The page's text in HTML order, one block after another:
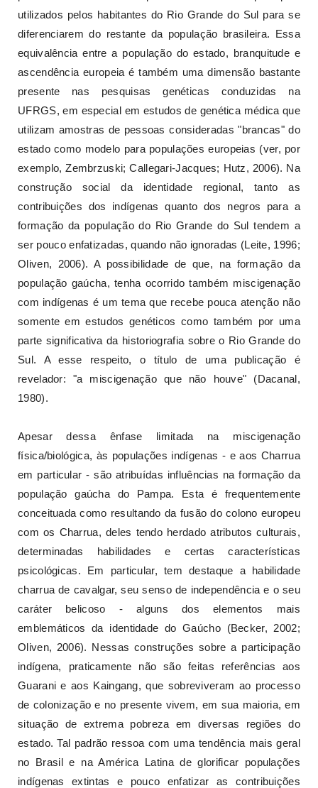
utilizados pelos habitantes do Rio Grande do Sul para se
diferenciarem do restante da população brasileira. Essa
equivalência entre a população do estado, branquitude e
ascendência europeia é também uma dimensão bastante
presente nas pesquisas genéticas conduzidas na
UFRGS, em especial em estudos de genética médica que
utilizam amostras de pessoas consideradas "brancas" do
estado como modelo para populações europeias (ver, por
exemplo, Zembrzuski; Callegari-Jacques; Hutz, 2006). Na
construção social da identidade regional, tanto as
contribuições dos indígenas quanto dos negros para a
formação da população do Rio Grande do Sul tendem a
ser pouco enfatizadas, quando não ignoradas (Leite, 1996;
Oliven, 2006). A possibilidade de que, na formação da
população gaúcha, tenha ocorrido também miscigenação
com indígenas é um tema que recebe pouca atenção não
somente em estudos genéticos como também por uma
parte significativa da historiografia sobre o Rio Grande do
Sul. A esse respeito, o título de uma publicação é
revelador: "a miscigenação que não houve" (Dacanal,
1980).
Apesar dessa ênfase limitada na miscigenação
física/biológica, às populações indígenas - e aos Charrua
em particular - são atribuídas influências na formação da
população gaúcha do Pampa. Esta é frequentemente
conceituada como resultando da fusão do colono europeu
com os Charrua, deles tendo herdado atributos culturais,
determinadas habilidades e certas características
psicológicas. Em particular, tem destaque a habilidade
charrua de cavalgar, seu senso de independência e o seu
caráter belicoso - alguns dos elementos mais
emblemáticos da identidade do Gaúcho (Becker, 2002;
Oliven, 2006). Nessas construções sobre a participação
indígena, praticamente não são feitas referências aos
Guarani e aos Kaingang, que sobreviveram ao processo
de colonização e no presente vivem, em sua maioria, em
situação de extrema pobreza em diversas regiões do
estado. Tal padrão ressoa com uma tendência mais geral
no Brasil e na América Latina de glorificar populações
indígenas extintas e pouco enfatizar as contribuições